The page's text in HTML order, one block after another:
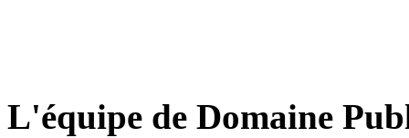
L'équipe de Domaine